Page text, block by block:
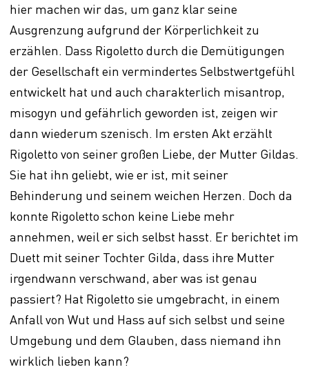
hier machen wir das, um ganz klar seine
Ausgrenzung aufgrund der Körperlichkeit zu
erzählen. Dass Rigoletto durch die Demütigungen
der Gesellschaft ein vermindertes Selbstwertgefühl
entwickelt hat und auch charakterlich misantrop,
misogyn und gefährlich geworden ist, zeigen wir
dann wiederum szenisch. Im ersten Akt erzählt
Rigoletto von seiner großen Liebe, der Mutter Gildas.
Sie hat ihn geliebt, wie er ist, mit seiner
Behinderung und seinem weichen Herzen. Doch da
konnte Rigoletto schon keine Liebe mehr
annehmen, weil er sich selbst hasst. Er berichtet im
Duett mit seiner Tochter Gilda, dass ihre Mutter
irgendwann verschwand, aber was ist genau
passiert? Hat Rigoletto sie umgebracht, in einem
Anfall von Wut und Hass auf sich selbst und seine
Umgebung und dem Glauben, dass niemand ihn
wirklich lieben kann?